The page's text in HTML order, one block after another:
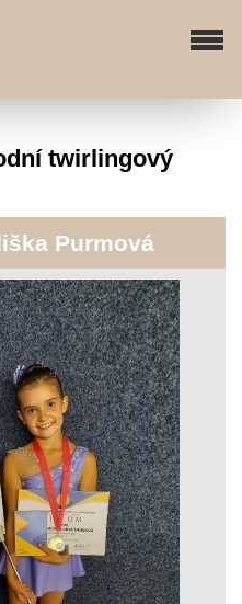
twirlingový
Purmová